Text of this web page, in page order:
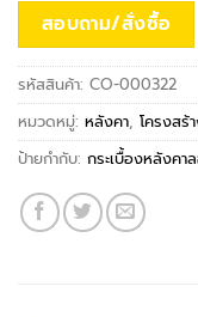
สอบถาม/สั่งซื้อ
รหัสสินค้า: CO-000322
หมวดหมู่: หลังคา, โครงสร้
ป้ายกำกับ: กระเบื้องหลังคา